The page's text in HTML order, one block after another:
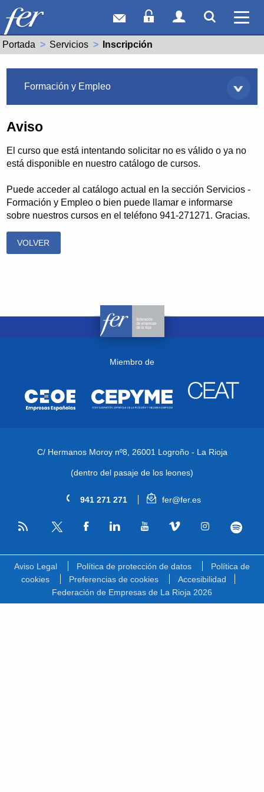
Correo webAcceso Socios
Acceso
Portada Servicios Actual:
Inscripción
Formación y Empleo
Aviso
El curso que está intentando solicitar no es válido o ya no
está disponible en nuestro catálogo de cursos.
Puede acceder al catálogo actual en la sección Servicios -
Formación y Empleo o bien puede llamar e informarse
sobre nuestros cursos en el teléfono 941-271271. Gracias.
VOLVER
Miembro de
C/ Hermanos Moroy nº8, 26001 Logroño - La Rioja
(dentro del pasaje de los leones)
941 271 271 fer@fer.es
RSS
Aviso Legal Política de protección de datos
Política de
cookies
Preferencias de cookies
Accesibilidad
Federación de Empresas de La Rioja 2026